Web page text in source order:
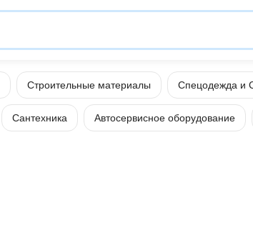
Строительные материалы Спецодежда и
Сантехника Автосервисное оборудование